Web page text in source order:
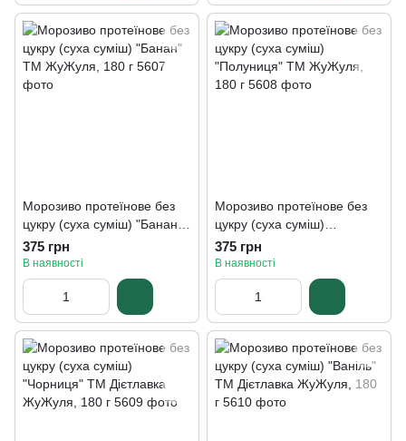
Морозиво протеїнове без
цукру (суха суміш) "Банан"
ТМ ЖуЖуля, 180 г
375 грн
В наявності
Морозиво протеїнове без
цукру (суха суміш)
"Полуниця" ТМ ЖуЖуля,
180 г
375 грн
В наявності